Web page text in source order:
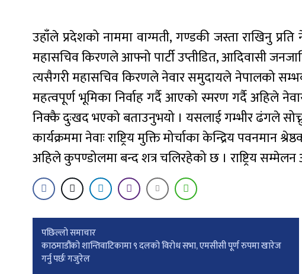
उहाँले प्रदेशको नाममा वाग्मती, गण्डकी जस्ता राखिनु
महासचिव किरणले आफ्नो पार्टी उप्तीडित, आदिवासी
त्यसैगरी महासचिव किरणले नेवार समुदायले नेपालको
महत्वपूर्ण भूमिका निर्वाह गर्दै आएको स्मरण गर्दै अहिले
निक्कै दुःखद भएको बताउनुभयो । यसलाई गम्भीर ढंगले
कार्यक्रममा नेवाः राष्ट्रिय मुक्ति मोर्चाका केन्द्रिय पवनमान
अहिले कुपण्डोलमा बन्द शत्र चलिरहेको छ । राष्ट्रिय
Post
पछिल्लाे समाचार
काठमाडौंको शान्तिवाटिकामा ९ दलको विरोध सभा, एमसीसी पूर्ण रुपमा खारेज
गर्नु पर्छः गजुरेल